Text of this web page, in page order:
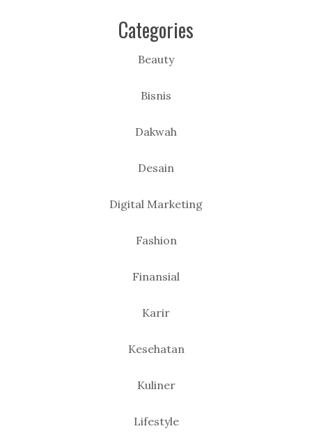
Categories
Beauty
Bisnis
Dakwah
Desain
Digital Marketing
Fashion
Finansial
Karir
Kesehatan
Kuliner
Lifestyle